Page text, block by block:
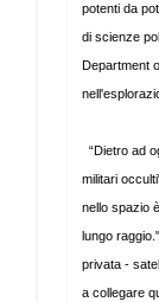
potenti da
di scienze
Department
“Dietro ad
militari
nello spazio
lungo
privata -
a collegare